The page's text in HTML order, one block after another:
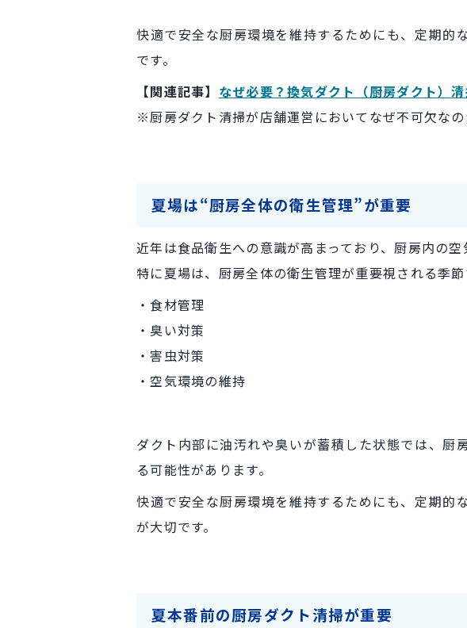
快適で安全な厨房環境を維持するためにも、定期的
です。
【関連記事】 なぜ必要？換気ダクト（厨房ダクト）
※厨房ダクト清掃が店舗運営においてなぜ不可欠な
夏場は“厨房全体の衛生管理”が重要
近年は食品衛生への意識が高まっており、厨房内の
特に夏場は、厨房全体の衛生管理が重要視される季節
・食材管理
・臭い対策
・害虫対策
・空気環境の維持
ダクト内部に油汚れや臭いが蓄積した状態では、
る可能性があります。
快適で安全な厨房環境を維持するためにも、定期的
が大切です。
夏本番前の厨房ダクト清掃が重要